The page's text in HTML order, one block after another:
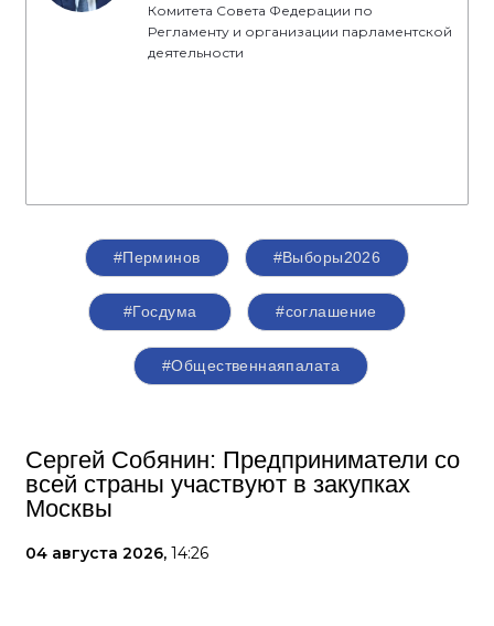
Комитета Совета Федерации по
Регламенту и организации парламентской
деятельности
#Перминов #Выборы2026
#Госдума #соглашение
#Общественнаяпалата
Сергей Собянин: Предприниматели со
всей страны участвуют в закупках
Москвы
04 августа 2026, 14:26